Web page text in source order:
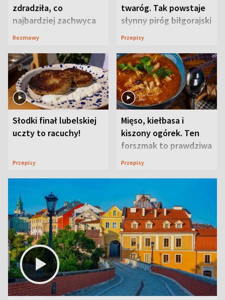
zdradziła, co
najbardziej zachwyca
ją w Lublinie
Rozmowy
twaróg. Tak powstaje
słynny piróg biłgorajski
Przepisy
Słodki finał lubelskiej
uczty to racuchy!
Przepisy
Mięso, kiełbasa i
kiszony ogórek. Ten
forszmak to prawdziwa
uczta
Przepisy